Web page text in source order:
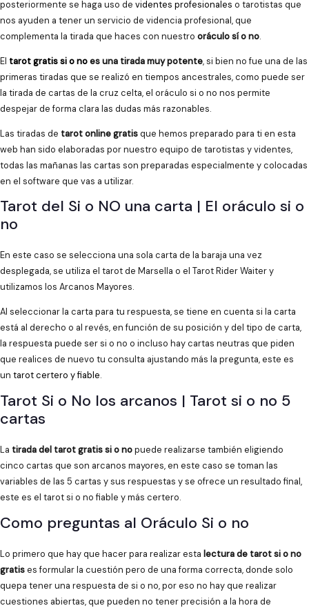
posteriormente se haga uso de videntes profesionales o tarotistas que
nos ayuden a tener un servicio de videncia profesional, que
complementa la tirada que haces con nuestro oráculo sí o no.
El tarot gratis si o noes una tirada muy potente, si bien no fue una de las
primeras tiradas que se realizó en tiempos ancestrales, como puede ser
la tirada de cartas de la cruz celta, el oráculo si o no nos permite
despejar de forma clara las dudas más razonables.
Las tiradas de tarot online gratisque hemos preparado para ti en esta
web han sido elaboradas por nuestro equipo de tarotistas y videntes,
todas las mañanas las cartas son preparadas especialmente y colocadas
en el software que vas a utilizar.
Tarot del Si o NO una carta | El oráculo si o
no
En este caso se selecciona una sola carta de la baraja una vez
desplegada, se utiliza el tarot de Marsella o el Tarot Rider Waiter y
utilizamos los Arcanos Mayores.
Al seleccionar la carta para tu respuesta, se tiene en cuenta si la carta
está al derecho o al revés, en función de su posición y del tipo de carta,
la respuesta puede ser si o no o incluso hay cartas neutras que piden
que realices de nuevo tu consulta ajustando más la pregunta, este es
un tarot certero y fiable.
Tarot Si o No los arcanos | Tarot si o no 5
cartas
La tirada del tarot gratis si o nopuede realizarse también eligiendo
cinco cartas que son arcanos mayores, en este caso se toman las
variables de las 5 cartas y sus respuestas y se ofrece un resultado final,
este es el tarot si o no fiable y más certero.
Como preguntas al Oráculo Si o no
Lo primero que hay que hacer para realizar esta lectura de tarot si o no
gratises formular la cuestión pero de una forma correcta, donde solo
quepa tener una respuesta de si o no, por eso no hay que realizar
cuestiones abiertas, que pueden no tener precisión a la hora de